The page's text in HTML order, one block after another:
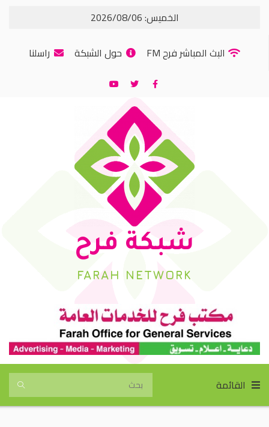
الخميس: 2026/08/06
البث المباشر فرح FM
حول الشبكة راسلنا
شبكة فرح
FARAH NETWORK
القائمة